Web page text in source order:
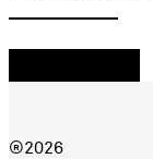
®2026